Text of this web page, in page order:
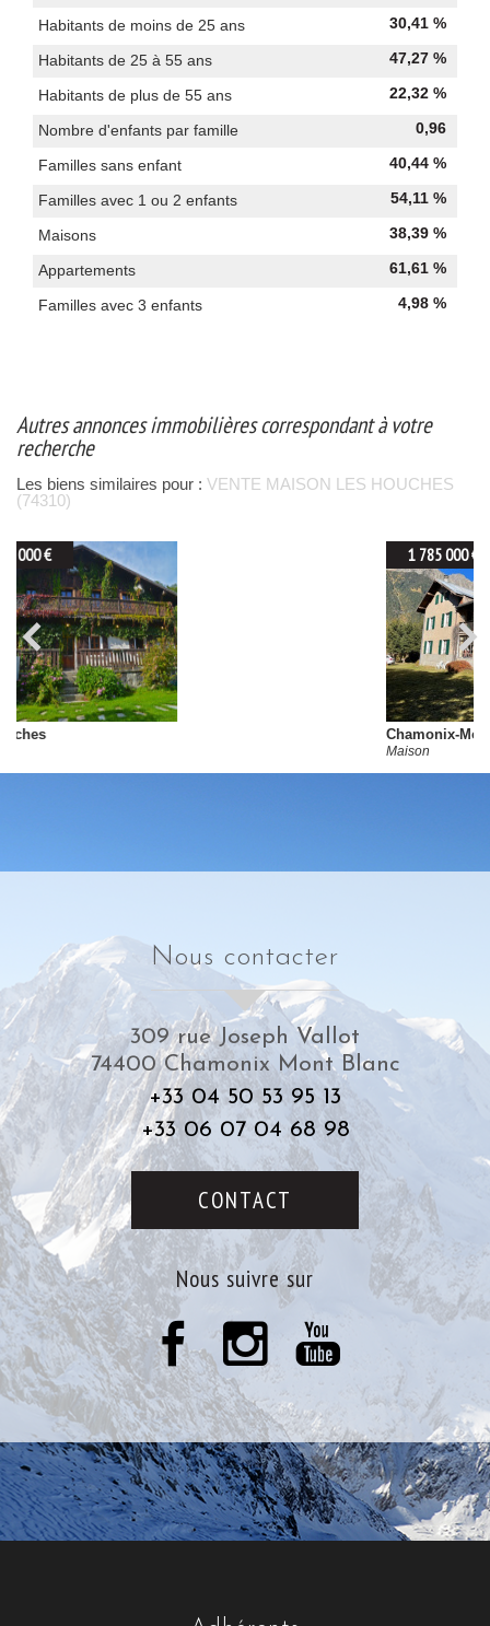
Habitants de moins de 25 ans 30,41 %
Habitants de 25 à 55 ans 47,27 %
Habitants de plus de 55 ans 22,32 %
Nombre d'enfants par famille 0,96
Familles sans enfant 40,44 %
Familles avec 1 ou 2 enfants 54,11 %
Maisons 38,39 %
Appartements 61,61 %
Familles avec 3 enfants 4,98 %
autres annonces immobilières correspondant à votre
recherche
Les biens similaires pour : VENTE MAISON LES HOUCHES
(74310)
1 785 000 €
nous contacter
309 rue Joseph Vallot
74400 Chamonix Mont Blanc
+33 04 50 53 95 13
+33 06 07 04 68 98
CONTACT
nous suivre sur